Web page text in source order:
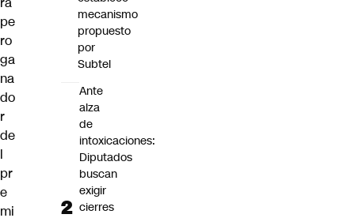
pe
ro
ga
na
do
r
de
l
pr
e
mi
mecanismo
propuesto
por
Subtel
Ante
alza
de
intoxicaciones:
Diputados
buscan
exigir
cierres